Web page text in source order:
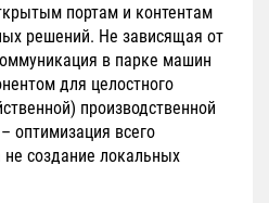
портам и контентам
решений. Не зависящая от
в парке машин
для целостного
производственной
оптимизация всего
не создание локальных